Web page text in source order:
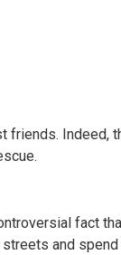
friends. Indeed,
fact
and